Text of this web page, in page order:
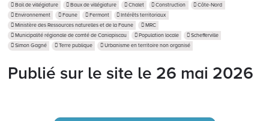
Bail de villégiature Baux de villégiature Chalet Construction
Côte-Nord
Environnement
Faune Fermont
Intérêts territoriaux
Ministère des Ressources naturelles et de la Faune
MRC
Municipalité régionale de comté de Caniapiscau
Population locale
Schefferville
Simon Gagné
Terre publique Urbanisme en territoire non organisé
Publié sur le site le 26 mai 2026